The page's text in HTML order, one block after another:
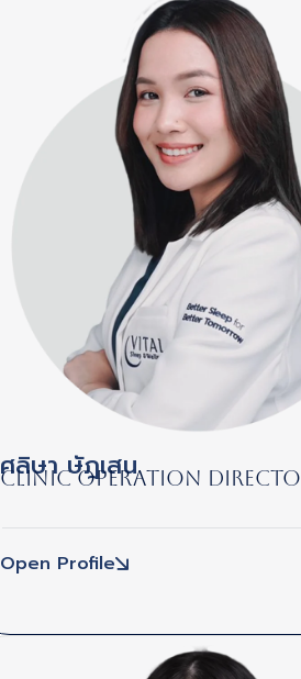
ศลิษา ษัฎเสน
Clinic Operation
Open Profile